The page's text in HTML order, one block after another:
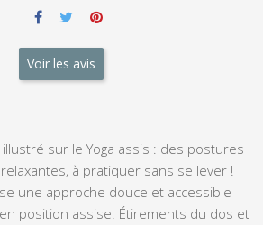
Voir les avis
sur le Yoga assis : des postures
à pratiquer sans se lever !
une approche douce et accessible
position assise. Étirements du dos et